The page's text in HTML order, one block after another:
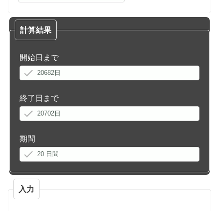
計算結果
開始日まで
終了日まで
期間
入力